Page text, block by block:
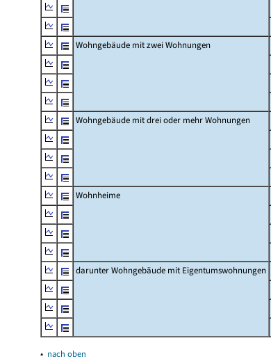
Wohngebäude mit zwei Wohnungen
Wohngebäude mit drei oder mehr Wohnungen
Wohnheime
darunter Wohngebäude mit Eigentumswohnungen
▴ nach oben